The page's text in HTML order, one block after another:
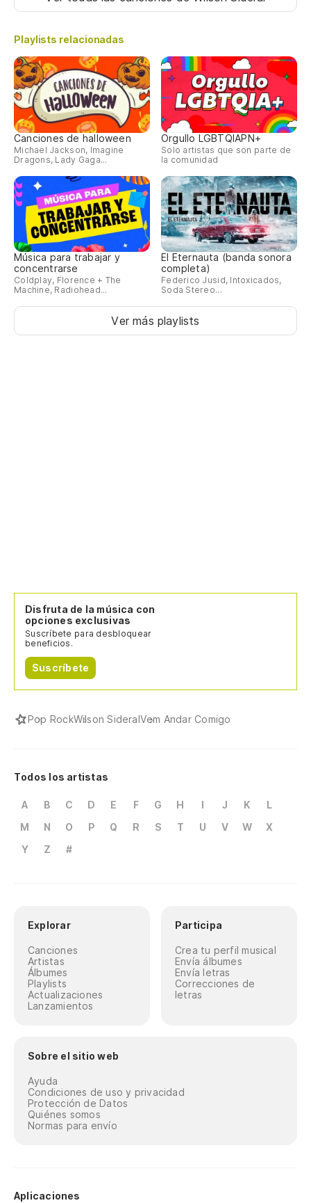
Playlists relacionadas
Canciones de halloween
Michael Jackson, Imagine
Dragons, Lady Gaga...
Orgullo LGBTQIAPN+
Solo artistas que son parte de
la comunidad
Música para trabajar y
concentrarse
Coldplay, Florence + The
Machine, Radiohead...
El Eternauta (banda sonora
completa)
Federico Jusid, Intoxicados,
Soda Stereo...
Ver más playlists
Disfruta de la música con
opciones exclusivas
Suscríbete para desbloquear
beneficios.
Suscríbete
Pop RockWilson SideralVem Andar Comigo
Todos los artistas
A B C D E F G H I J K
L
M
N O P Q R S T U V W
X
Y
Z #
Explorar
Canciones
Artistas
Álbumes
Playlists
Actualizaciones
Lanzamientos
Participa
Crea tu perfil musical
Envía álbumes
Envía letras
Correcciones de
letras
Sobre el sitio web
Ayuda
Condiciones de uso y privacidad
Protección de Datos
Quiénes somos
Normas para envío
Aplicaciones